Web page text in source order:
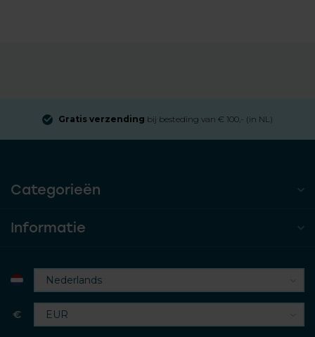
Gratis verzending bij besteding van € 100,- (in NL)
Categorieën
Informatie
€